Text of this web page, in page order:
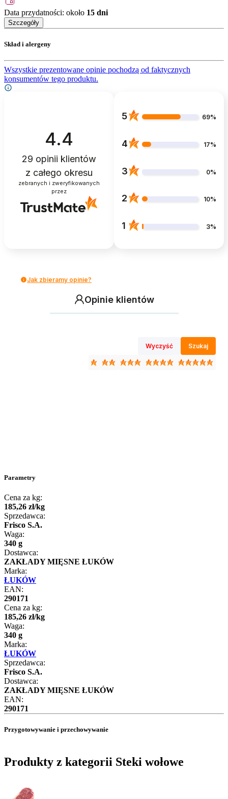
Data przydatności: około 15 dni
Szczegóły
Skład i alergeny
Wszystkie prezentowane opinie pochodzą od faktycznych
konsumentów tego produktu.
4.4
29 opinii klientów
z całego okresu
zebranych i zweryfikowanych
przez
5 69%
4 17%
3 0%
2 10%
1 3%
Jak zbieramy opinie?
Opinie klientów
Wyczyść Szukaj
Parametry
Cena za kg:
185,26 zł/kg
Sprzedawca:
Frisco S.A.
Waga:
340 g
Dostawca:
ZAKŁADY MIĘSNE ŁUKÓW
Marka:
ŁUKÓW
EAN:
290171
Cena za kg:
185,26 zł/kg
Waga:
340 g
Marka:
ŁUKÓW
Sprzedawca:
Frisco S.A.
Dostawca:
ZAKŁADY MIĘSNE ŁUKÓW
EAN:
290171
Przygotowywanie i przechowywanie
Produkty z kategorii Steki wołowe